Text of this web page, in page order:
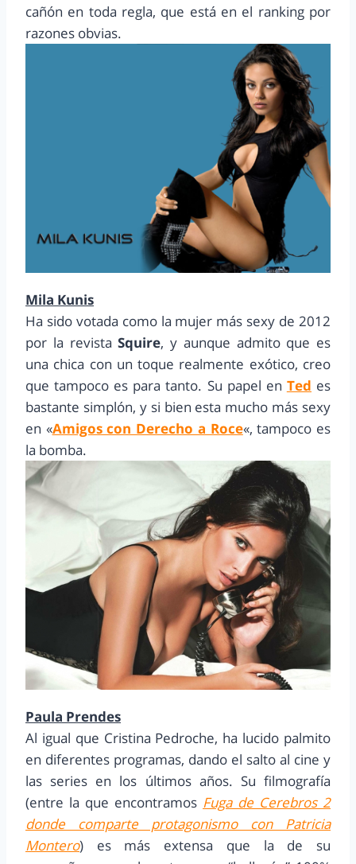
cañón en toda regla, que está en el ranking por
razones obvias.
Mila Kunis
Ha sido votada como la mujer más sexy de 2012
por la revistaSquire, y aunque admito que es
una chica con un toque realmente exótico, creo
que tampoco es para tanto. Su papel en Ted es
bastante simplón, y si bien esta mucho más sexy
en «Amigos con Derecho a Roce«, tampoco es
la bomba.
Paula Prendes
Al igual que Cristina Pedroche, ha lucido palmito
en diferentes programas, dando el salto al cine y
las series en los últimos años. Su filmografía
(entre la que encontramos Fuga de Cerebros 2
donde comparte protagonismo con Patricia
Montero) es más extensa que la de su